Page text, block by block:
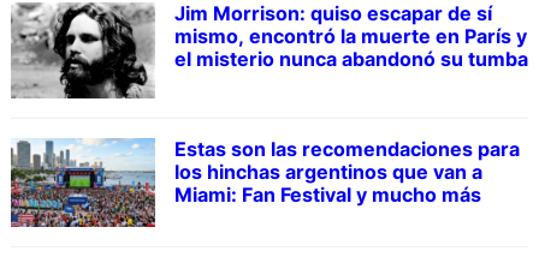
Jim Morrison: quiso escapar de sí
mismo, encontró la muerte en París y
el misterio nunca abandonó su tumba
Estas son las recomendaciones para
los hinchas argentinos que van a
Miami: Fan Festival y mucho más